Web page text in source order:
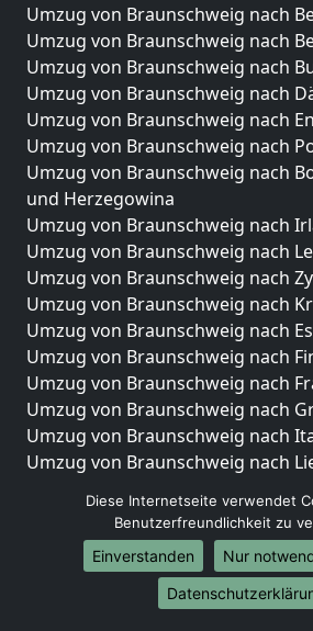
Umzug von Braunschweig nach
Umzug von Braunschweig nach
Umzug von Braunschweig nach
Umzug von Braunschweig nach
Umzug von Braunschweig nach
Umzug von Braunschweig nach
Umzug von Braunschweig nach
und Herzegowina
Umzug von Braunschweig nach
Umzug von Braunschweig nach
Umzug von Braunschweig nach
Umzug von Braunschweig nach
Umzug von Braunschweig nach
Umzug von Braunschweig nach
Umzug von Braunschweig nach
Umzug von Braunschweig nach
Umzug von Braunschweig nach
Umzug von Braunschweig nach
Umzug von Braunschweig nach
Umzug von Braunschweig nach
Umzüge-Deutschlandweit
Diese Internetseite verwendet
Benutzerfreundlichkeit zu
Einverstanden
Nur